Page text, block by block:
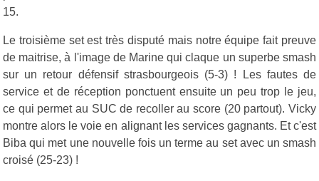
15.
Le troisième set est très disputé mais notre équipe fait preuve
de maitrise, à l'image de Marine qui claque un superbe smash
sur un retour défensif strasbourgeois (5-3) ! Les fautes de
service et de réception ponctuent ensuite un peu trop le jeu,
ce qui permet au SUC de recoller au score (20 partout). Vicky
montre alors le voie en alignant les services gagnants. Et c'est
Biba qui met une nouvelle fois un terme au set avec un smash
croisé (25-23) !